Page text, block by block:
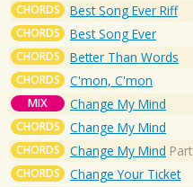
CHORDS Best Song Ever Riff
CHORDS Best Song Ever
CHORDS Better Than Words
CHORDS C'mon, C'mon
MIX Change My Mind
CHORDS Change My Mind
CHORDS Change My Mind Part
CHORDS Change Your Ticket